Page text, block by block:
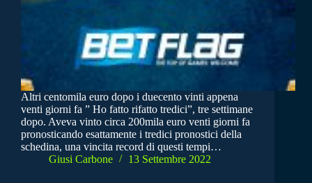
Altri centomila euro dopo i duecento vinti appena
venti giorni fa ” Ho fatto rifatto tredici”, tre settimane
dopo. Aveva vinto circa 200mila euro venti giorni fa
pronosticando esattamente i tredici pronostici della
schedina, una vincita record di questi tempi…
Giusi Carbone
13 Settembre 2022